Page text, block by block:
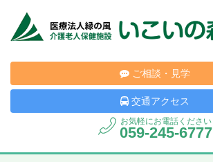
ご相談・見学
交通アクセス
お気軽にお電話ください
059-245-6777